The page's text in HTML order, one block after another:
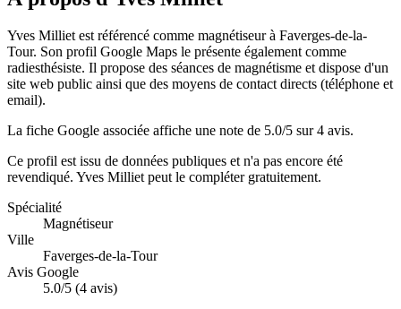
Yves Milliet est référencé comme magnétiseur à Faverges-de-la-
Tour. Son profil Google Maps le présente également comme
radiesthésiste. Il propose des séances de magnétisme et dispose d'un
site web public ainsi que des moyens de contact directs (téléphone et
email).
La fiche Google associée affiche une note de 5.0/5 sur 4 avis.
Ce profil est issu de données publiques et n'a pas encore été
revendiqué. Yves Millietpeut le compléter gratuitement.
Spécialité
Magnétiseur
Ville
Faverges-de-la-Tour
Avis Google
5.0/5 (4 avis)